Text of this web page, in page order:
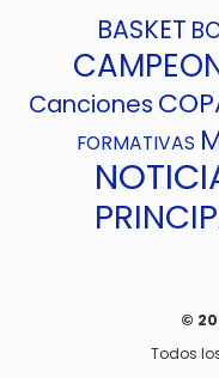
BASKET
Canciones
FORMATIVAS
©
Todos